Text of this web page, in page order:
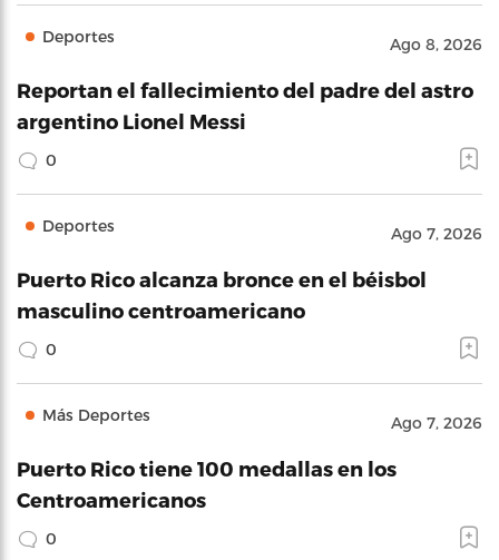
Deportes Ago 8, 2026
Reportan el fallecimiento del padre del astro
argentino Lionel Messi
0
Deportes Ago 7, 2026
Puerto Rico alcanza bronce en el béisbol
masculino centroamericano
0
Más Deportes Ago 7, 2026
Puerto Rico tiene 100 medallas en los
Centroamericanos
0